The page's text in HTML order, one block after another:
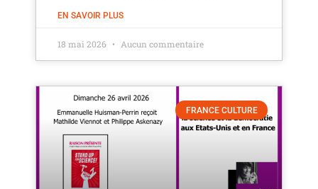
EN SAVOIR PLUS
18 mai 2026 Aucun commentaire
FRANCE CULTURE